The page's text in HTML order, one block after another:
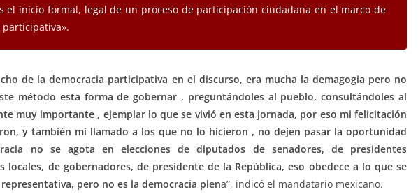
el inicio formal, legal de un proceso de participación ciudadana en el marco de
de la democracia participativa en el discurso, era mucha la demagogia pero no
método esta forma de gobernar , preguntándoles al pueblo, consultándoles al
muy importante , ejemplar lo que se vivió en esta jornada, por eso mi felicitación
y también mi llamado a los que no lo hicieron , no dejen pasar la oportunidad
no se agota en elecciones de diputados de senadores, de presidentes
locales, de gobernadores, de presidente de la República, eso obedece a lo que se
pero no es la democracia plena”, indicó el mandatario mexicano.